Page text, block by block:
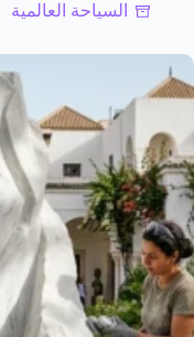
السياحة العالمية